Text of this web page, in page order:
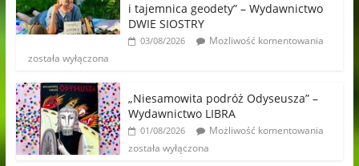
i tajemnica geodety” – Wydawnictwo
DWIE SIOSTRY
03/08/2026
Możliwość komentowania
została wyłączona
„Niesamowita podróż Odyseusza” –
Wydawnictwo LIBRA
01/08/2026
Możliwość komentowania
została wyłączona